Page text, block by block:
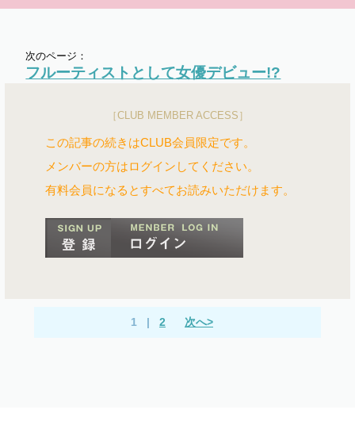
次のページ：
フルーティストとして女優デビュー!?
［CLUB MEMBER ACCESS］
この記事の続きはCLUB会員限定です。
メンバーの方はログインしてください。
有料会員になるとすべてお読みいただけます。
1 | 2 次へ>